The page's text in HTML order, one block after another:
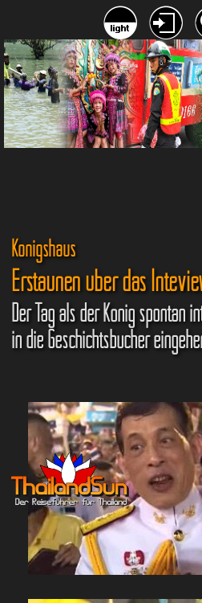
Königshaus
Erstaunen über das
Der Tag als der König spontan
in die Geschichtsbücher